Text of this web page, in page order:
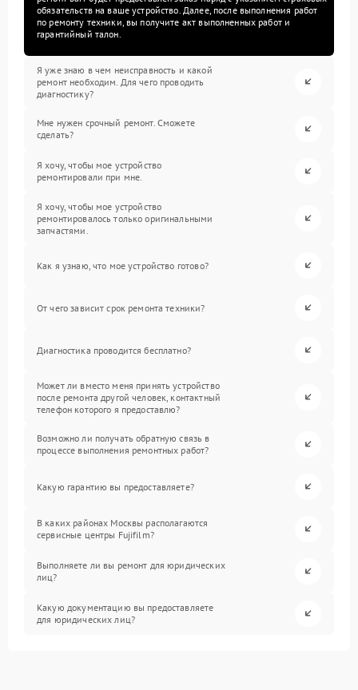
обязательств на ваше устройство. Далее, после выполнения работ
по ремонту техники, вы получите акт выполненных работ и
гарантийный талон.
Я уже знаю в чем неисправность и какой
ремонт необходим. Для чего проводить
диагностику?
Мне нужен срочный ремонт. Сможете
сделать?
Я хочу, чтобы мое устройство
ремонтировали при мне.
Я хочу, чтобы мое устройство
ремонтировалось только оригинальными
запчастями.
Как я узнаю, что мое устройство готово?
От чего зависит срок ремонта техники?
Диагностика проводится бесплатно?
Может ли вместо меня принять устройство
после ремонта другой человек, контактный
телефон которого я предоставлю?
Возможно ли получать обратную связь в
процессе выполнения ремонтных работ?
Какую гарантию вы предоставляете?
В каких районах Москвы располагаются
сервисные центры Fujifilm?
Выполняете ли вы ремонт для юридических
лиц?
Какую документацию вы предоставляете
для юридических лиц?